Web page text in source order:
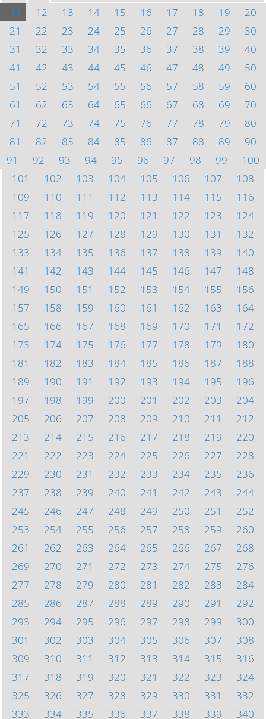
11
12 13 14 15 16 17 18 19
20
21
22 23 24 25 26 27 28 29
30
31
32 33 34 35 36 37 38 39
40
41
42 43 44 45 46 47 48 49
50
51
52 53 54 55 56 57 58 59
60
61
62 63 64 65 66 67 68 69
70
71
72 73 74 75 76 77 78 79
80
81
82 83 84 85 86 87 88 89
90
91
92 93 94 95 96 97 98 99
100
101
102 103 104 105 106 107
108
109
110 111 112 113 114 115
116
117
118 119 120 121 122 123
124
125
126 127 128 129 130 131
132
133
134 135 136 137 138 139
140
141
142 143 144 145 146 147
148
149
150 151 152 153 154 155
156
157
158 159 160 161 162 163
164
165
166 167 168 169 170 171
172
173
174 175 176 177 178 179
180
181
182 183 184 185 186 187
188
189
190 191 192 193 194 195
196
197
198 199 200 201 202 203
204
205
206 207 208 209 210 211
212
213
214 215 216 217 218 219
220
221
222 223 224 225 226 227
228
229
230 231 232 233 234 235
236
237
238 239 240 241 242 243
244
245
246 247 248 249 250 251
252
253
254 255 256 257 258 259
260
261
262 263 264 265 266 267
268
269
270 271 272 273 274 275
276
277
278 279 280 281 282 283
284
285
286 287 288 289 290 291
292
293
294 295 296 297 298 299
300
301
302 303 304 305 306 307
308
309
310 311 312 313 314 315
316
317
318 319 320 321 322 323
324
325
326 327 328 329 330 331
332
333
334 335 336 337 338 339 340